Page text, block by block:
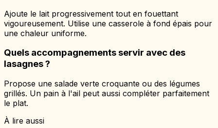
Ajoute le lait progressivement tout en fouettant
vigoureusement. Utilise une casserole à fond épais pour
une chaleur uniforme.
Quels accompagnements servir avec des
lasagnes ?
Propose une salade verte croquante ou des légumes
grillés. Un pain à l'ail peut aussi compléter parfaitement
le plat.
À lire aussi